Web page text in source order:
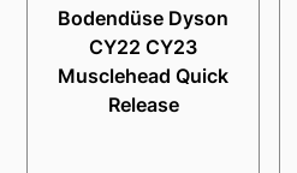
Bodendüse Dyson
CY22 CY23
Musclehead Quick
Release